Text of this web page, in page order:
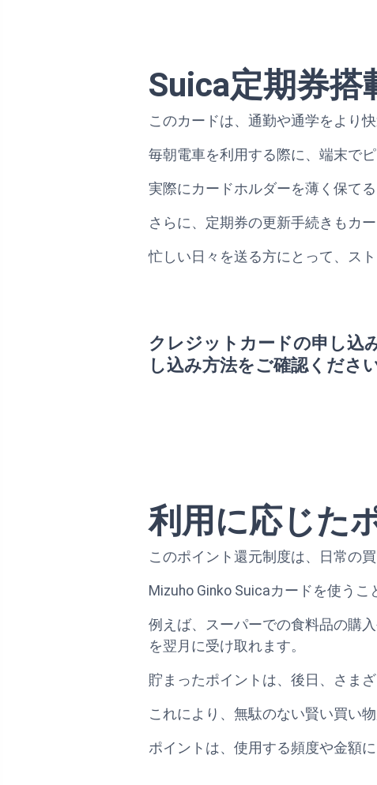
Suica定期券搭
このカードは、通勤や通学をより
毎朝電車を利用する際に、端末で
実際にカードホルダーを薄く保て
さらに、定期券の更新手続きもカ
忙しい日々を送る方にとって、ス
クレジットカードの申し込
し込み方法をご確認ください
利用に応じた
このポイント還元制度は、日常の
Mizuho Ginko Suicaカードを使う
例えば、スーパーでの食料品の購
を翌月に受け取れます。
貯まったポイントは、後日、さま
これにより、無駄のない賢い買い
ポイントは、使用する頻度や金額